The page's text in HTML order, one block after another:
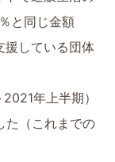
と同じ金額
援している団体
年上半期）
た（これまでの